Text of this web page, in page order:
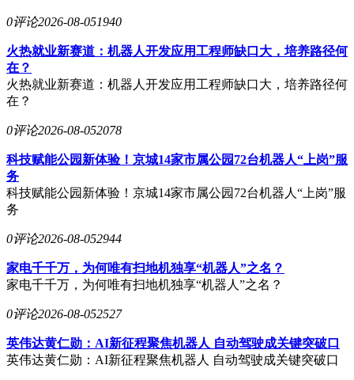
0评论2026-08-051940
火热就业新赛道：机器人开发应用工程师缺口大，培养路径何
在？
火热就业新赛道：机器人开发应用工程师缺口大，培养路径何
在？
0评论2026-08-052078
科技赋能公园新体验！京城14家市属公园72台机器人“上岗”服
务
科技赋能公园新体验！京城14家市属公园72台机器人“上岗”服
务
0评论2026-08-052944
家电千千万，为何唯有扫地机独享“机器人”之名？
家电千千万，为何唯有扫地机独享“机器人”之名？
0评论2026-08-052527
英伟达黄仁勋：AI新征程聚焦机器人 自动驾驶成关键突破口
英伟达黄仁勋：AI新征程聚焦机器人 自动驾驶成关键突破口